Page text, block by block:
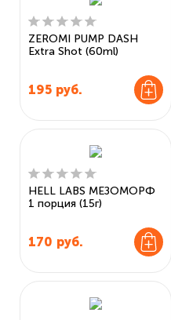
ZEROMI PUMP DASH
Extra Shot (60ml)
195 руб.
HELL LABS МЕЗОМОРФ
1 порция (15г)
170 руб.